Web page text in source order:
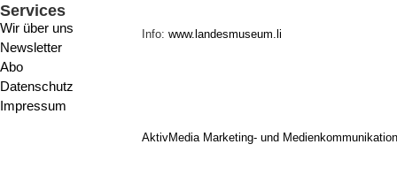
Services
Wir über uns
Newsletter
Abo
Datenschutz
Impressum
Info: www.landesmuseum.li
AktivMedia Marketing- und